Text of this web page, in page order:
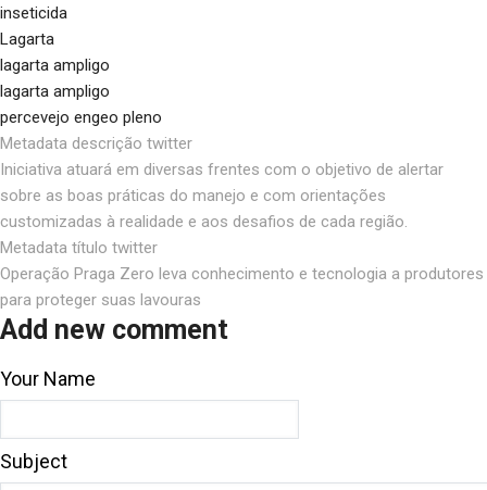
inseticida
Lagarta
lagarta ampligo
lagarta ampligo
percevejo engeo pleno
Metadata descrição twitter
Iniciativa atuará em diversas frentes com o objetivo de alertar
sobre as boas práticas do manejo e com orientações
customizadas à realidade e aos desafios de cada região.
Metadata título twitter
Operação Praga Zero leva conhecimento e tecnologia a produtores
para proteger suas lavouras
Add new comment
Your Name
Subject